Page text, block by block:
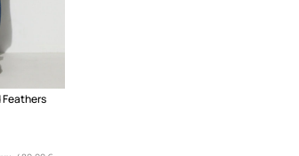
Feathers